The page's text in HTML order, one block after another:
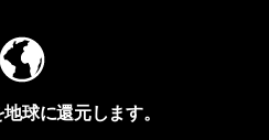
球に還元します。